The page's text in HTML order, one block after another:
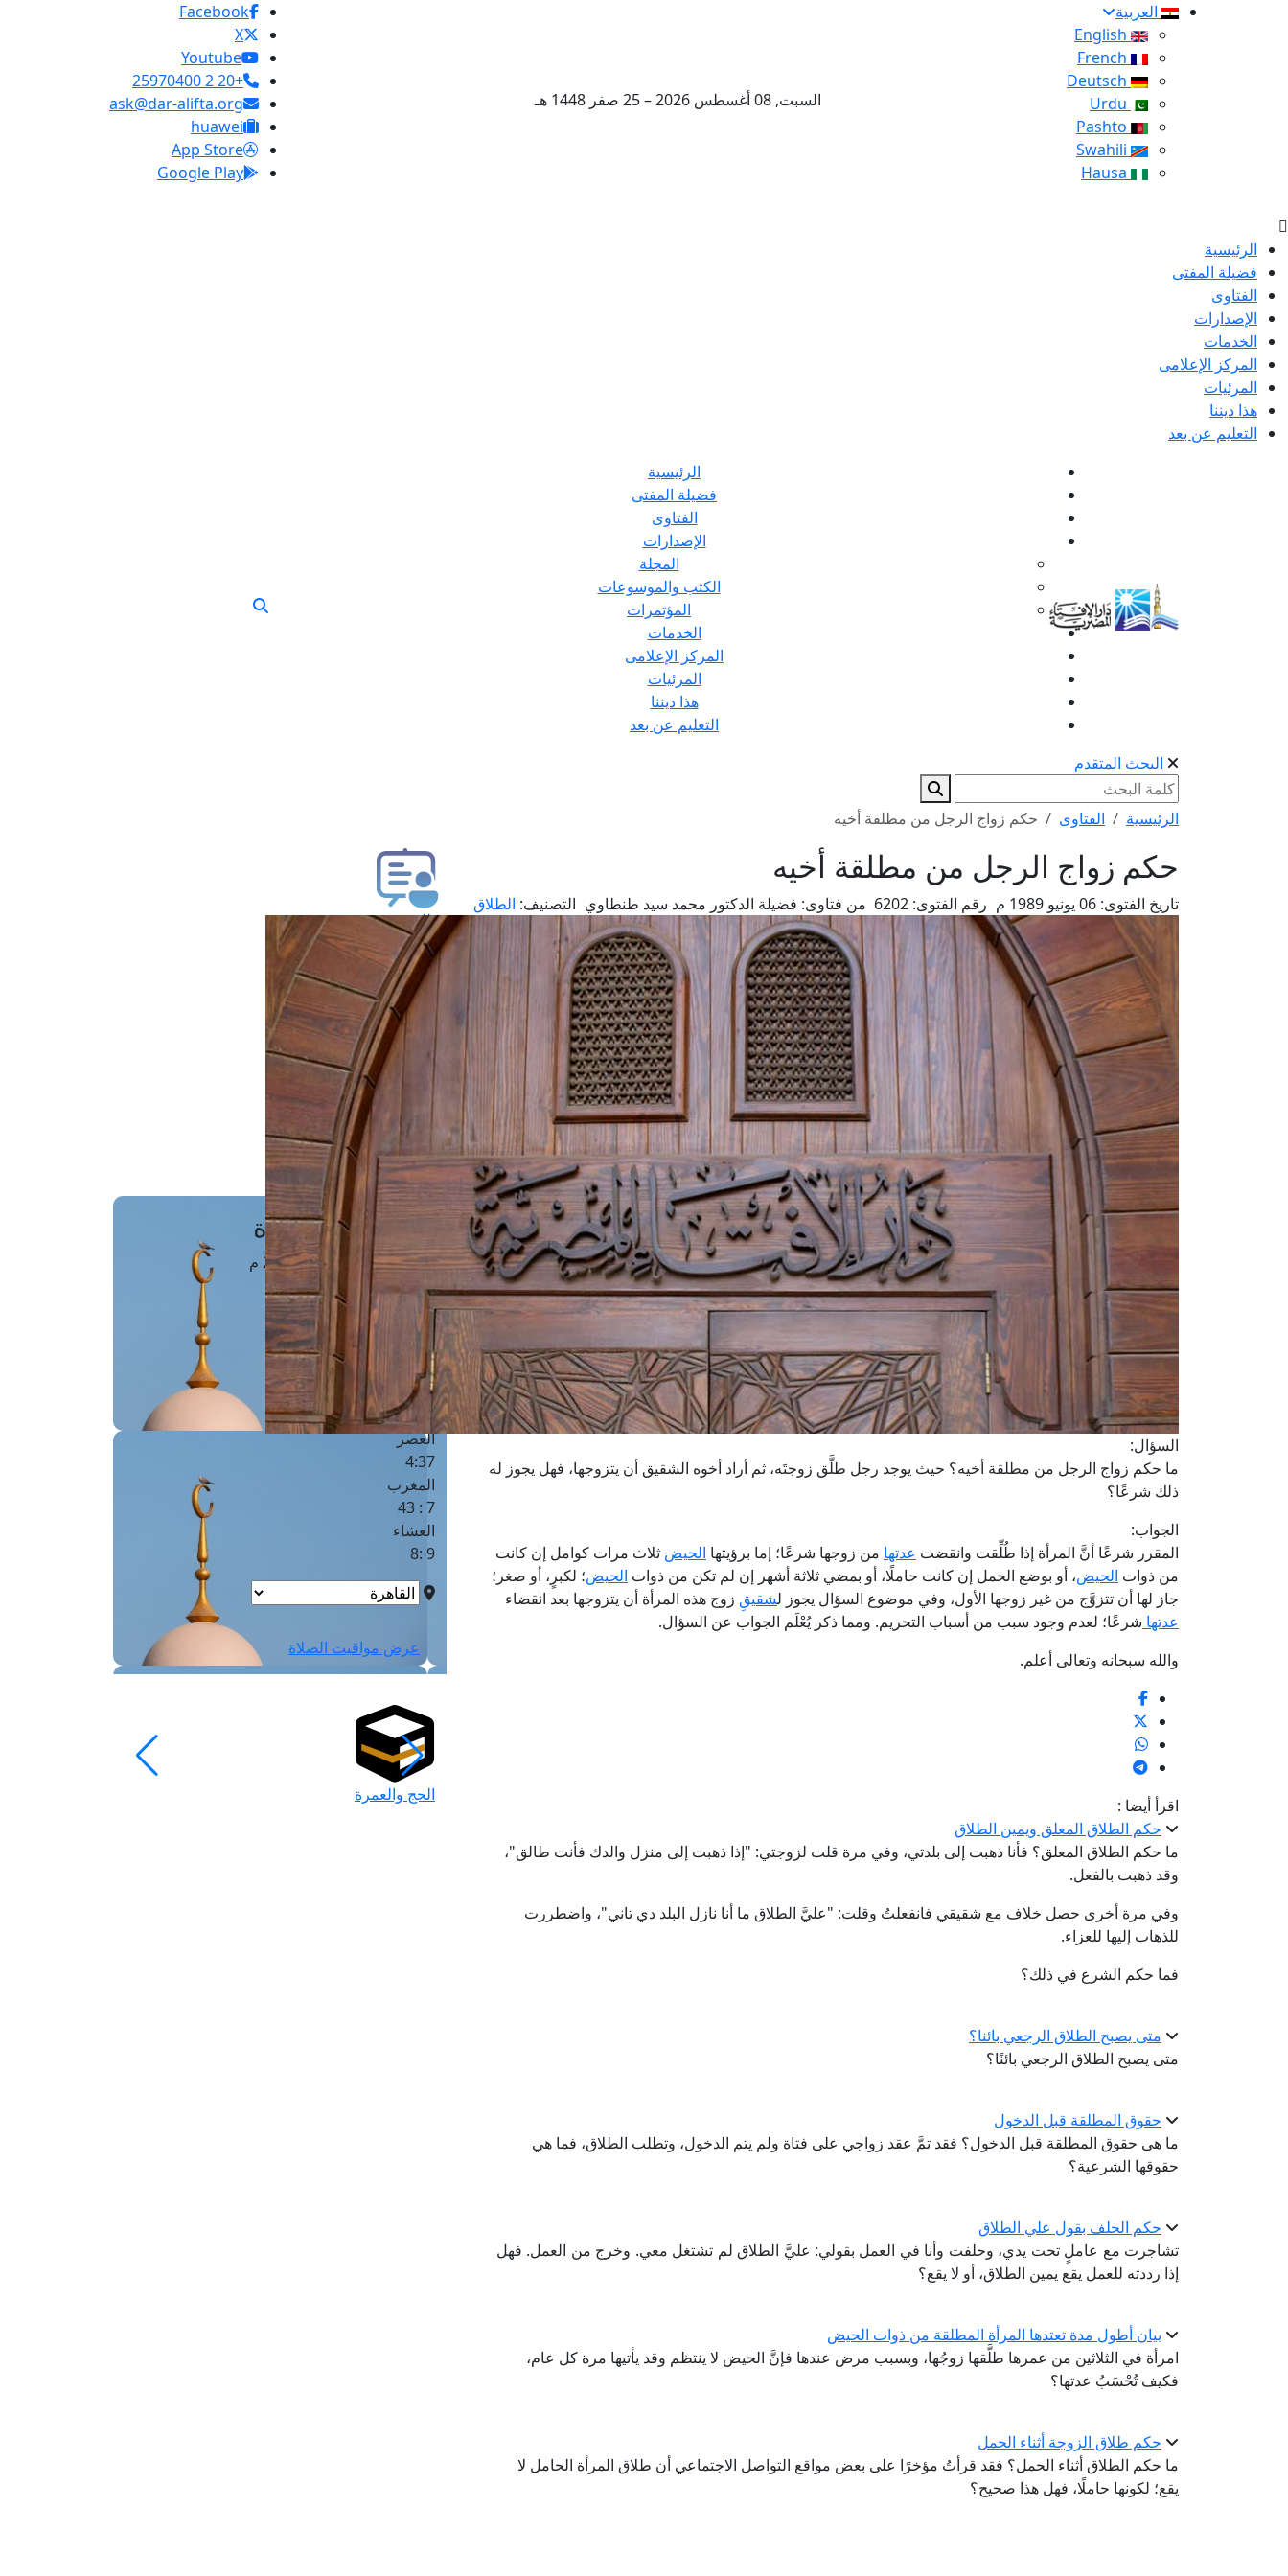
العربية
السبت, 08 أغسطس 2026 – 25 صفر 1448 هـ
Facebook
X
Youtube
+20 2 25970400
ask@dar-alifta.org
huawei
App Store
Google Play
الرئيسية
فضيلة المفتى
الفتاوى
الإصدارات
الخدمات
المركز الإعلامى
المرئيات
هذا ديننا
التعليم عن بعد
الرئيسية
فضيلة المفتى
الفتاوى
الإصدارات
المجلة
الكتب والموسوعات
المؤتمرات
الخدمات
المركز الإعلامى
المرئيات
هذا ديننا
التعليم عن بعد
البحث المتقدم
الرئيسية الفتاوى حكم زواج الرجل من مطلقة أخيه
حكم زواج الرجل من مطلقة أخيه
تاريخ الفتوى: رقم الفتوى: من فتاوى: فضيلة الدكتور محمد سيد طنطاوي التصنيف: الطلاق
السؤال:
ما حكم زواج الرجل من مطلقة أخيه؟ حيث يوجد رجل طلَّق زوجتَه، ثم أراد أخوه الشقيق أن يتزوجها، فهل يجوز له
ذلك شرعًا؟
الجواب:
المقرر شرعًا أنَّ المرأة إذا طُلِّقت وانقضت عدتها من زوجها شرعًا؛ إما برؤيتها الحيض ثلاث مرات كوامل إن كانت
من ذوات الحيض، أو بوضع الحمل إن كانت حاملًا، أو بمضي ثلاثة أشهر إن لم تكن من ذوات الحيض؛ لكبرٍ، أو صغر؛
جاز لها أن تتزوَّج من غير زوجها الأول، وفي موضوع السؤال يجوز لشقيقِ زوج هذه المرأة أن يتزوجها بعد انقضاء
عدتها شرعًا؛ لعدم وجود سبب من أسباب التحريم. ومما ذكر يُعْلَم الجواب عن السؤال.
والله سبحانه وتعالى أعلم.
اقرأ أيضا :
حكم الطلاق المعلق ويمين الطلاق
ما حكم الطلاق المعلق؟ فأنا ذهبت إلى بلدتي، وفي مرة قلت لزوجتي: "إذا ذهبت إلى منزل والدك فأنت طالق"،
وقد ذهبت بالفعل.
وفي مرة أخرى حصل خلاف مع شقيقي فانفعلتُ وقلت: "عليَّ الطلاق ما أنا نازل البلد دي تاني"، واضطررت
للذهاب إليها للعزاء.
فما حكم الشرع في ذلك؟
متى يصبح الطلاق الرجعي بائنا؟
متى يصبح الطلاق الرجعي بائنًا؟
حقوق المطلقة قبل الدخول
ما هى حقوق المطلقة قبل الدخول؟ فقد تمَّ عقد زواجي على فتاة ولم يتم الدخول، وتطلب الطلاق، فما هي
حقوقها الشرعية؟
حكم الحلف بقول علي الطلاق
تشاجرت مع عاملٍ تحت يدي، وحلفت وأنا في العمل بقولي: عليَّ الطلاق لم تشتغل معي. وخرج من العمل. فهل
إذا رددته للعمل يقع يمين الطلاق، أو لا يقع؟
بيان أطول مدة تعتدها المرأة المطلقة من ذوات الحيض
امرأة في الثلاثين من عمرها طلَّقها زوجُها، وبسبب مرض عندها فإنَّ الحيض لا ينتظم وقد يأتيها مرة كل عام،
فكيف تُحْسَبُ عدتها؟
حكم طلاق الزوجة أثناء الحمل
ما حكم الطلاق أثناء الحمل؟ فقد قرأتُ مؤخرًا على بعض مواقع التواصل الاجتماعي أن طلاق المرأة الحامل لا
يقع؛ لكونها حاملًا، فهل هذا صحيح؟
طلب فتوى
استعلام عن فتوى
حجز موعد
الفتوى الهاتفية
مَواقِيتُ الصَّـــلاة
القاهرة · 08 أغسطس 2026 م
الفجر
4 :42
الشروق
6 :18
الظهر
العصر
4:37
المغرب
7 : 43
العشاء
9 :8
عرض مواقيت الصلاة
الحج والعمرة